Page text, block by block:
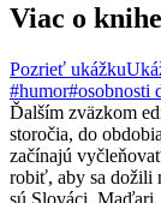
Viac o knihe
Pozrieť ukážku
#humor#osobnosti
Ďalším zväzkom
storočia, do
začínajú
robiť, aby sa dožili
sú Slováci,